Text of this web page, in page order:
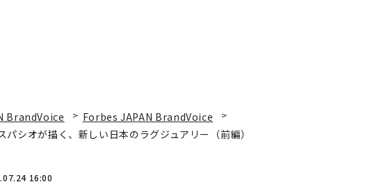
BrandVoice
Forbes JAPAN BrandVoice
シオが描く、新しい日本のラグジュアリー（前編）
16:00